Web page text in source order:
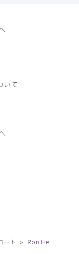
いて
ート
Ron He